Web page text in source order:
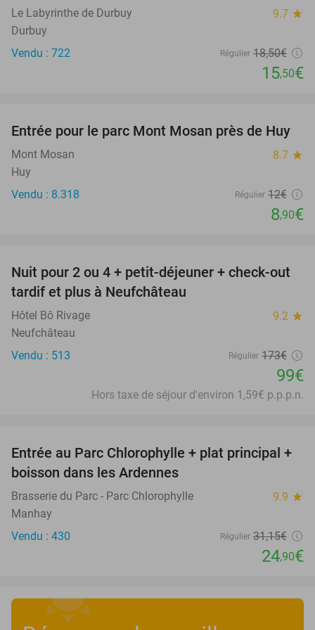
Le Labyrinthe de Durbuy 9.7 star
Durbuy
Vendu : 722
Régulier 18,50€
15,50€
26%
Entrée pour le parc Mont Mosan près de Huy
Mont Mosan 8.7 star
Huy
Vendu : 8.318
Régulier 12€
8,90€
43%
Nuit pour 2 ou 4 + petit-déjeuner + check-out
tardif et plus à Neufchâteau
Hôtel Bô Rivage 9.2 star
Neufchâteau
Vendu : 513
Régulier 173€
99€
Hors taxe de séjour d'environ 1,59€ p.p.p.n.
20%
Entrée au Parc Chlorophylle + plat principal +
boisson dans les Ardennes
Brasserie du Parc - Parc Chlorophylle 9.9 star
Manhay
Vendu : 430
Régulier 31,15€
24,90€